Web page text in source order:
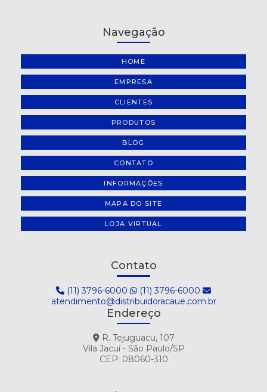
Navegação
HOME
EMPRESA
CLIENTES
PRODUTOS
BLOG
CONTATO
INFORMAÇÕES
MAPA DO SITE
LOJA VIRTUAL
Contato
(11) 3796-6000
(11) 3796-6000
atendimento@distribuidoracaue.com.br
Endereço
R. Tejuguacu, 107
Vila Jacuí - São Paulo/SP
CEP: 08060-310